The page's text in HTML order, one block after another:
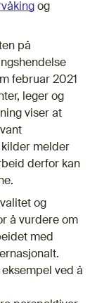
og
på
februar 2021
leger og
viser at
kilder melder
derfor kan
og
å vurdere om
med
ved å